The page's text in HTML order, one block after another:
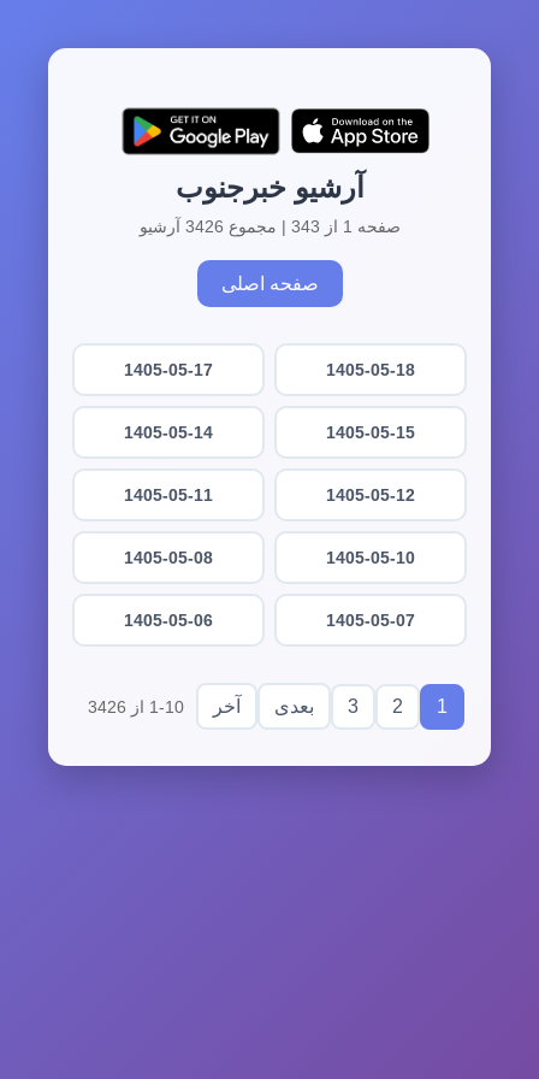
آرشیو خبرجنوب
صفحه 1 از 343 | مجموع 3426 آرشیو
صفحه اصلی
1405-05-18
1405-05-17
1405-05-15
1405-05-14
1405-05-12
1405-05-11
1405-05-10
1405-05-08
1405-05-07
1405-05-06
1
2
3 بعدی آخر 1-10 از 3426